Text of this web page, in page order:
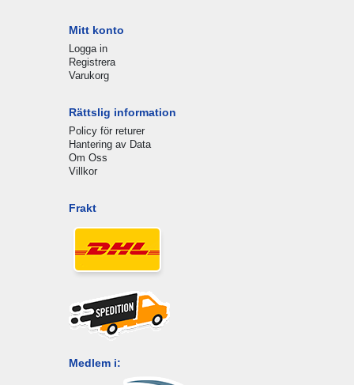
Mitt konto
Logga in
Registrera
Varukorg
Rättslig information
Policy för returer
Hantering av Data
Om Oss
Villkor
Frakt
Medlem i: